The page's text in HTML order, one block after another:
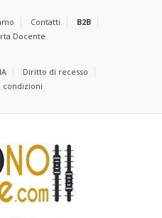
Contatti
B2B
Docente
Diritto di recesso
condizioni